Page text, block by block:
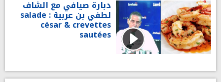
دبارة صيافي مع الشاف
لطفي بن عربية : salade
césar & crevettes
sautées